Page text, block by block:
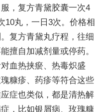
，复方青黛胶囊一次4
10丸，一日3次。价格相
复方青黛丸疗程，往细
擅自加减剂量或停药。
血热挟瘀、热毒炽盛
糠疹、药疹等符合这些
症也类似，都是清热解
，比如银屑病、玫瑰糠